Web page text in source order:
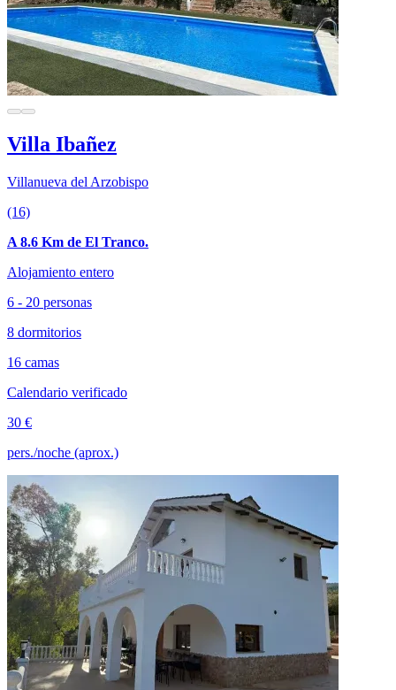
Villa Ibañez
Villanueva del Arzobispo
(16)
A 8.6 Km de El Tranco.
Alojamiento entero
6 - 20 personas
8 dormitorios
16 camas
Calendario verificado
30 €
pers./noche (aprox.)